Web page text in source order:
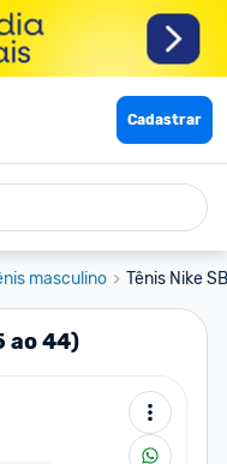
Cadastrar
masculino Tênis Nike
ao 44)